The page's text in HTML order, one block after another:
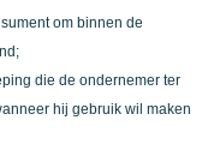
om binnen de
die de ondernemer ter
hij gebruik wil maken